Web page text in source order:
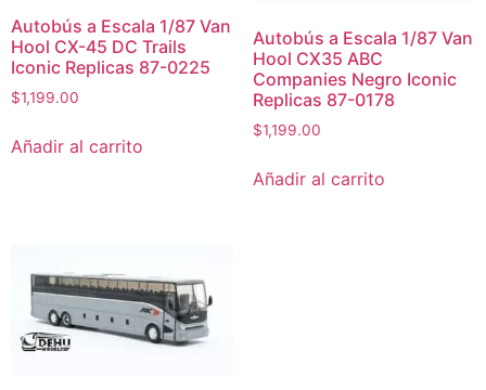
Autobús a Escala 1/87 Van
Hool CX-45 DC Trails
Iconic Replicas 87-0225
$1,199.00
Añadir al carrito
Autobús a Escala 1/87 Van
Hool CX35 ABC
Companies Negro Iconic
Replicas 87-0178
$1,199.00
Añadir al carrito